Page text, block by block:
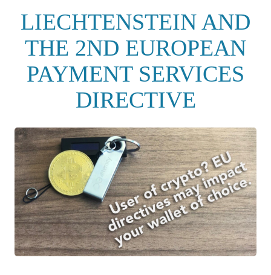
LIECHTENSTEIN AND
THE 2ND EUROPEAN
PAYMENT SERVICES
DIRECTIVE